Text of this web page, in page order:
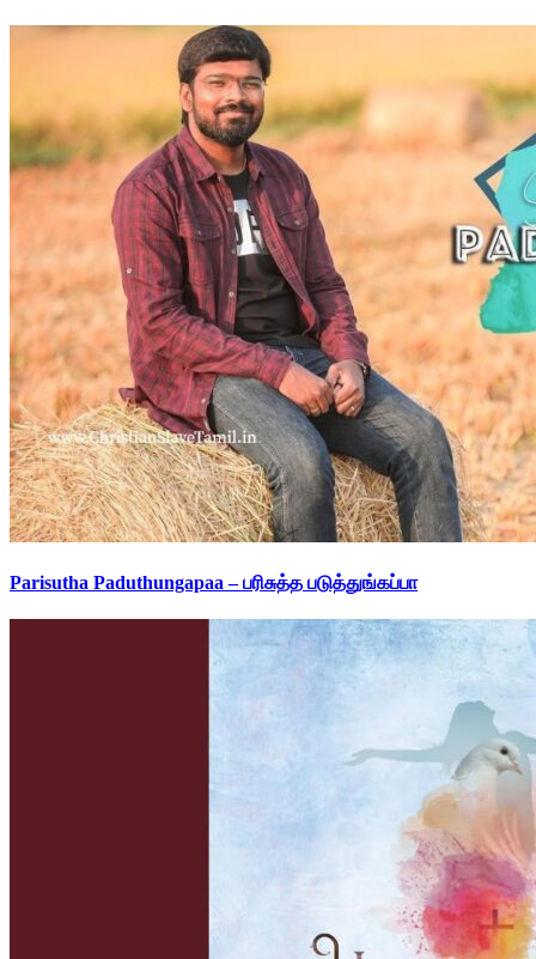
Parisutha Paduthungapaa – பரிசுத்த படுத்துங்கப்பா